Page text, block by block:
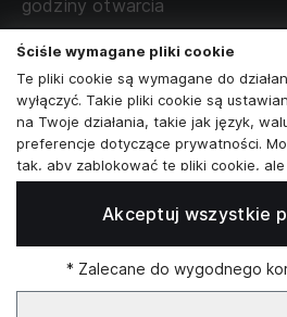
WSPÓŁPRACA Z
godziny otwarcia
poniedziałek - sobota: 11:00 -
Skontaktuj się z nami
+48573581161
info@reytel.pl
Whatsapp
Ściśle wymagane pliki cookie
Te pliki cookie są wymagane do
wyłączyć. Takie pliki cookie są
na Twoje działania, takie jak język,
preferencje dotyczące prywatności.
tak, aby zablokować te pliki cookie, ale
sposób działania naszej witryny.
Analizy i statystyki
Marketing i retargeting
Te pliki cookie są zwykle ustawiane
Akceptuj wszystkie
* Zalecane do wygodnego